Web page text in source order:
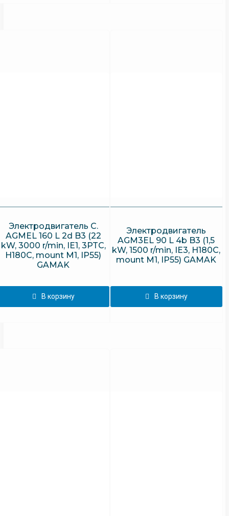
Электродвигатель C.
AGMEL 160 L 2d B3 (22
kW, 3000 r/min, IE1, 3PTC,
H180C, mount M1, IP55)
GAMAK
В корзину
Электродвигатель
AGM3EL 90 L 4b B3 (1,5
kW, 1500 r/min, IE3, H180C,
mount M1, IP55) GAMAK
В корзину